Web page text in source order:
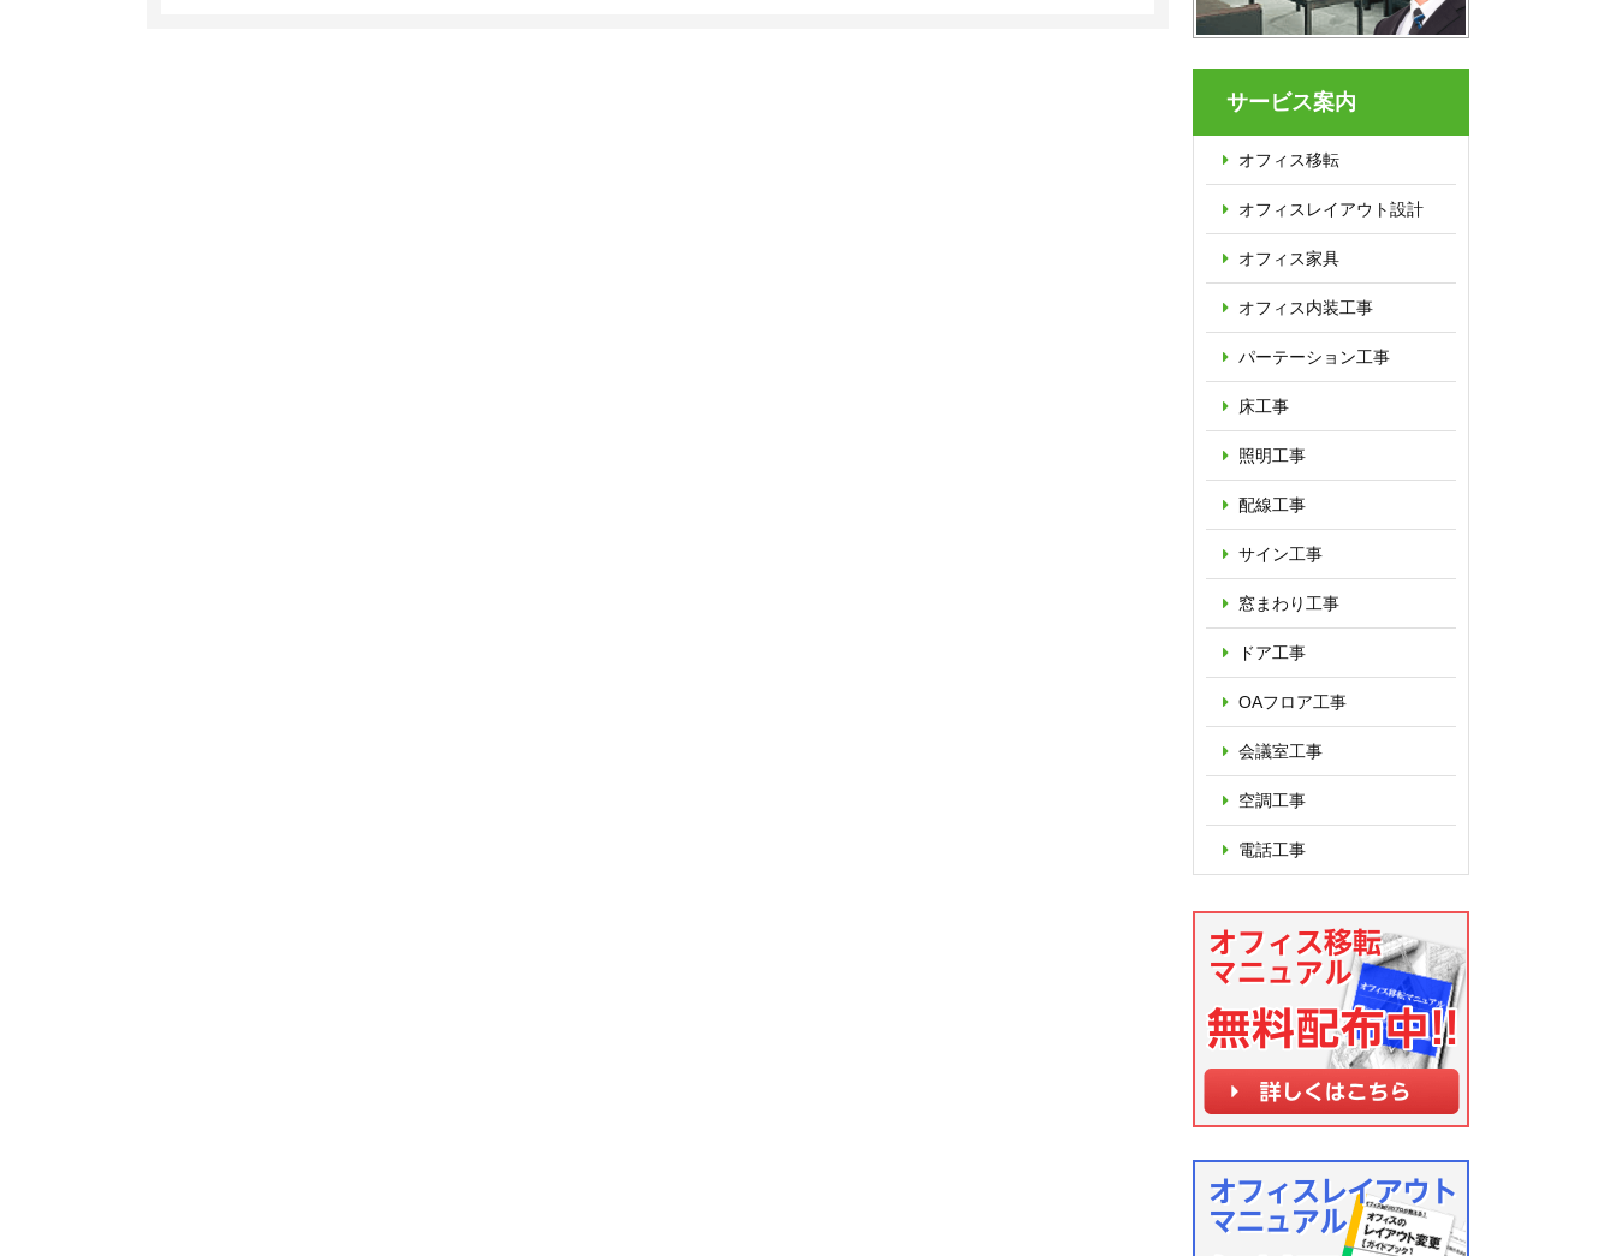
サービス案内
オフィス移転
オフィス レイアウト設計
オフィス家具
オフィス内装工事
パーテーション工事
床工事
照明工事
配線工事
サイン工事
窓まわり工事
ドア工事
OAフロア工事
会議室工事
空調工事
電話工事